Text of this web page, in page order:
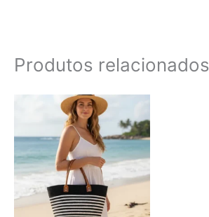
Produtos relacionados
produto
variantes.
As